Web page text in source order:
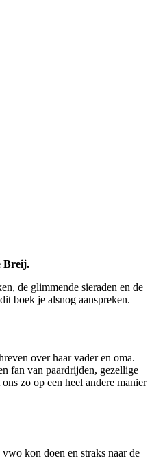
Breij.
de glimmende sieraden en de
boek je alsnog aanspreken.
over haar vader en oma.
fan van paardrijden, gezellige
zo op een heel andere manier
kon doen en straks naar de